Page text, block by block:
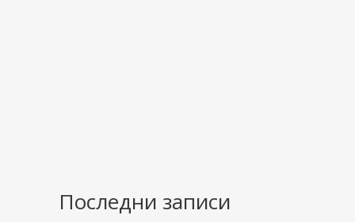
Последни записи